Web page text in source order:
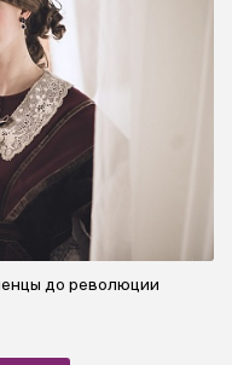
до революции